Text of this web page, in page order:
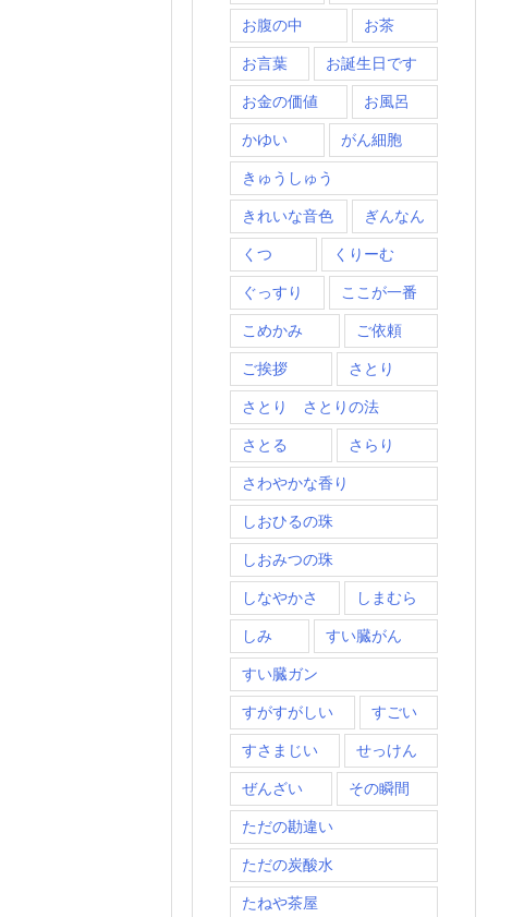
お腹の中 お茶
お言葉 お誕生日です
お金の価値 お風呂
かゆい がん細胞
きゅうしゅう
きれいな音色 ぎんなん
くつ くりーむ
ぐっすり ここが一番
こめかみ ご依頼
ご挨拶 さとり
さとり さとりの法
さとる さらり
さわやかな香り
しおひるの珠
しおみつの珠
しなやかさ しまむら
しみ すい臓がん
すい臓ガン
すがすがしい すごい
すさまじい せっけん
ぜんざい その瞬間
ただの勘違い
ただの炭酸水
たねや茶屋